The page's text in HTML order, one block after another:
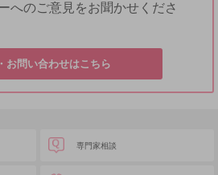
へのご意見をお聞かせくださ
お問い合わせはこちら
専門家相談